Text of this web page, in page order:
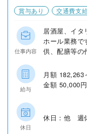
賞与あり
交通費支
仕事内容
居酒屋、イタ
ホール業務で
供、配膳等の
給与
月額
金額 50,000
休日
休日：他 週